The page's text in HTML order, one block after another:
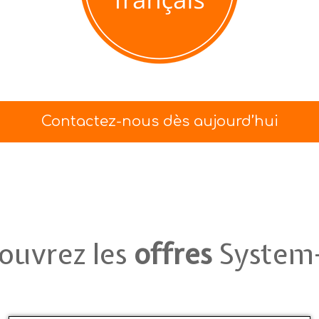
Contactez-nous dès aujourd’hui
les offres